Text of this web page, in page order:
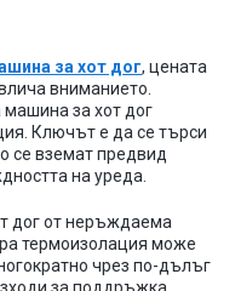
за хот дог, цената
вниманието.
машина за хот дог
Ключът е да се търси
се вземат предвид
на уреда.
дог от неръждаема
термоизолация може
чрез по-дълъг